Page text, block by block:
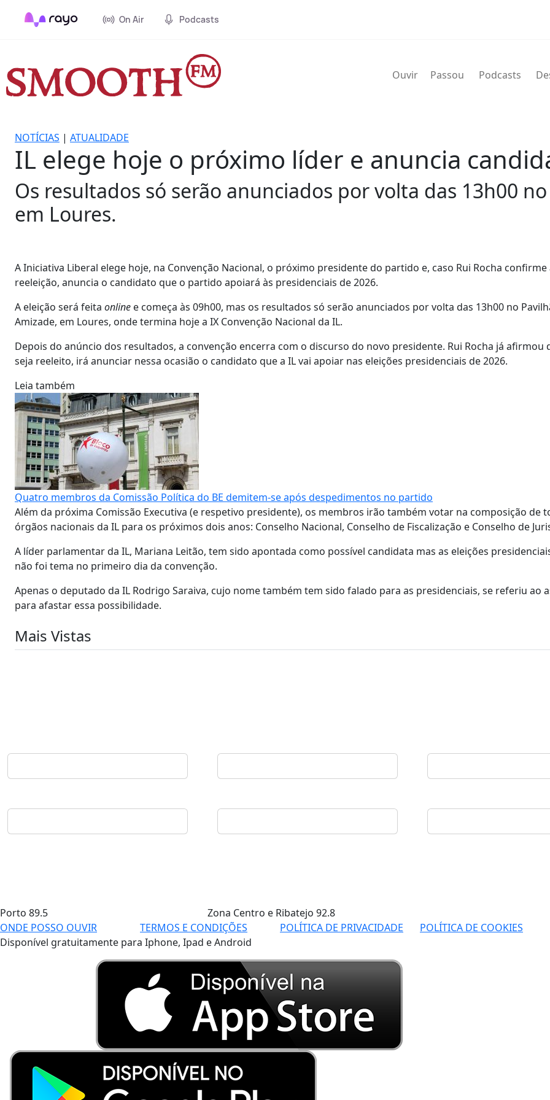
On Air Podcasts
Ouvir Passou Podcasts
NOTÍCIAS | ATUALIDADE
IL elege hoje o próximo líder e anuncia
Os resultados só serão anunciados por volta das 13h00
em Loures.
A Iniciativa Liberal elege hoje, na Convenção Nacional, o próximo presidente do partido e, caso Rui Rocha confirme
reeleição, anuncia o candidato que o partido apoiará às presidenciais de 2026.
A eleição será feita online e começa às 09h00, mas os resultados só serão anunciados por volta das 13h00 no
Amizade, em Loures, onde termina hoje a IX Convenção Nacional da IL.
Depois do anúncio dos resultados, a convenção encerra com o discurso do novo presidente. Rui Rocha já afirmou
seja reeleito, irá anunciar nessa ocasião o candidato que a IL vai apoiar nas eleições presidenciais de 2026.
Leia também
Quatro membros da Comissão Política do BE demitem-se após despedimentos no partido
Além da próxima Comissão Executiva (e respetivo presidente), os membros irão também votar na composição de
órgãos nacionais da IL para os próximos dois anos: Conselho Nacional, Conselho de Fiscalização e Conselho de
A líder parlamentar da IL, Mariana Leitão, tem sido apontada como possível candidata mas as eleições
não foi tema no primeiro dia da convenção.
Apenas o deputado da IL Rodrigo Saraiva, cujo nome também tem sido falado para as presidenciais, se referiu ao
para afastar essa possibilidade.
Mais Vistas
Porto 89.5 Zona Centro e Ribatejo 92.8
ONDE POSSO OUVIR
TERMOS E CONDIÇÕES POLÍTICA DE PRIVACIDADE POLÍTICA DE COOKIES
Disponível gratuitamente para Iphone, Ipad e Android